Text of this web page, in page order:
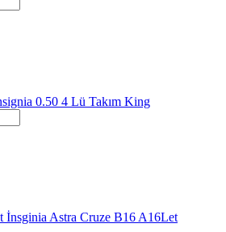
0.50 4 Lü Takım King
İnsginia Astra Cruze B16 A16Let